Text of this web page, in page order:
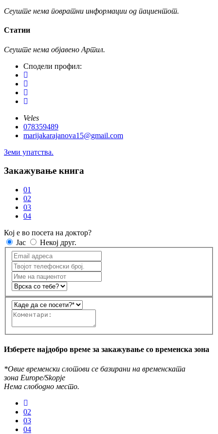
Сеуште нема повратни информации од пациентот.
Статии
Сеуште нема објавено Артил.
Сподели профил:
Veles
078359489
marijakarajanova15@gmail.com
Земи упатства.
Закажување книга
01
02
03
04
Кој е во посета на доктор?
Јас
Некој друг.
Изберете најдобро време за закажување со временска зона
*Овие временски слотови се базирани на временската
зона Europe/Skopje
Нема слободно место.
02
03
04